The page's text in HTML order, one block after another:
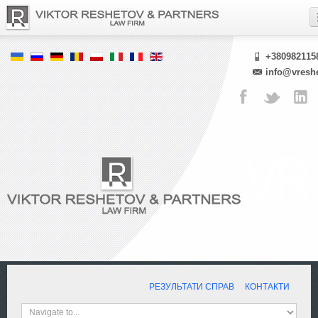
РЕЗУЛЬТАТИ СПРАВ КОНТАКТИ